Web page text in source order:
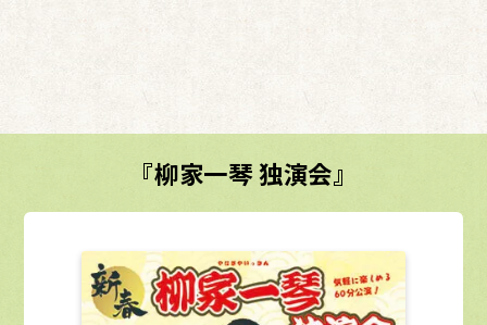
『柳家一琴 独演会』